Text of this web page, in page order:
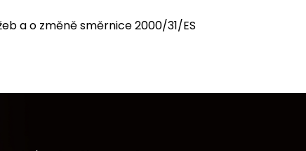
a o změně směrnice 2000/31/ES